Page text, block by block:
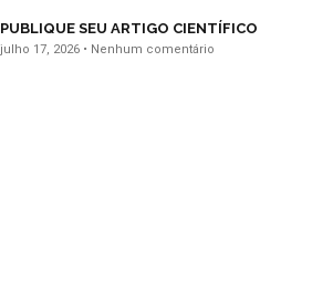
PUBLIQUE SEU ARTIGO CIENTÍFICO
julho 17, 2026 Nenhum comentário